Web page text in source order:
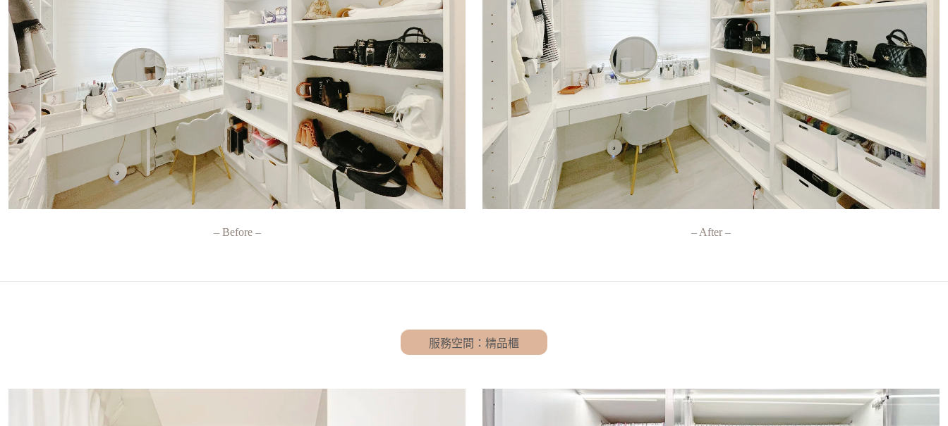
– Before – – After –
服務空間：精品櫃